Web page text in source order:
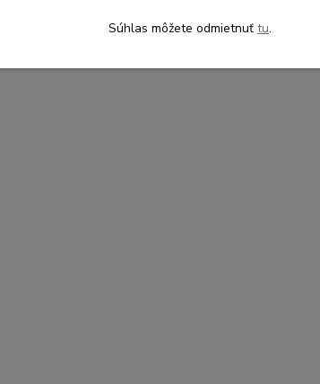
Súhlas môžete odmietnuť tu.